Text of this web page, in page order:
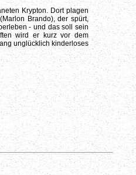
Krypton. Dort plagen
Brando), der spürt,
- und das soll sein
wird er kurz vor dem
unglücklich kinderloses